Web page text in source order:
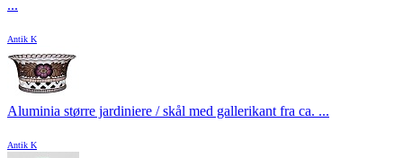
...
Antik K
Aluminia større jardiniere / skål med gallerikant fra ca. ...
Antik K